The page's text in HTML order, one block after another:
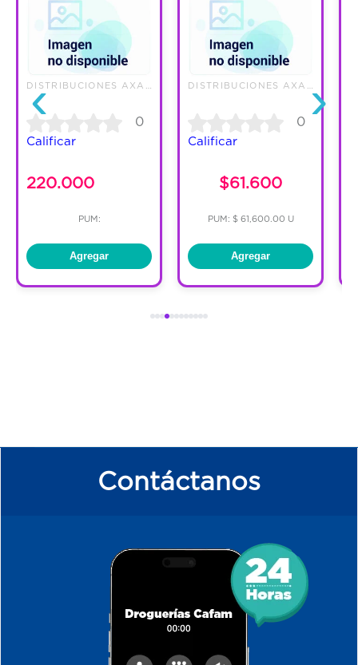
‹ 0
Calificar
220.000
PUM:
Agregar
0
Calificar
$61.600
PUM: $ 61,600.00 U
Agregar
›
Contáctanos